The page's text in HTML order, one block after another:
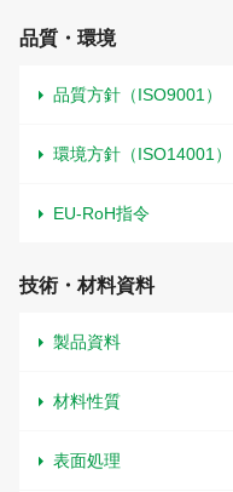
品質・環境
品質方針（ISO9001）
環境方針（ISO14001）
EU-RoH指令
技術・材料資料
製品資料
材料性質
表面処理